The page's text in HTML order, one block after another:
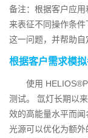
备注： 根据客户应
来表征不同操作条
这一问题，并帮助自
根据客户需求模
使用
测试。 氙灯长期以
效的高能量水平而
光源可以优化为额